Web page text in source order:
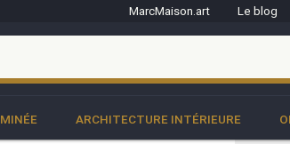
MarcMaison.art Le blog
ARCHITECTURE INTÉRIEURE